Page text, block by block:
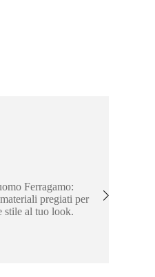
Ferragamo:
pregiati per
stile al tuo look.